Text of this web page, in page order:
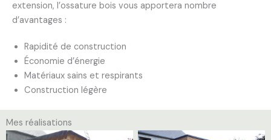
extension, l’ossature bois vous apportera nombre
d’avantages :
Rapidité de construction
Économie d’énergie
Matériaux sains et respirants
Construction légère
Mes réalisations